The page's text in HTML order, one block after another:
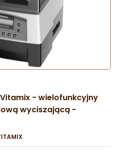
- wielofunkcyjny
wyciszającą -